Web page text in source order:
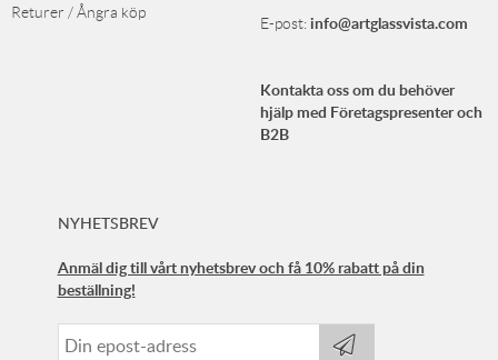
Returer / Ångra köp
E-post:info@artglassvista.com
Kontakta oss om du behöver
hjälp med Företagspresenter och
B2B
NYHETSBREV
Anmäl dig till vårt nyhetsbrev och få 10% rabatt på din
beställning!